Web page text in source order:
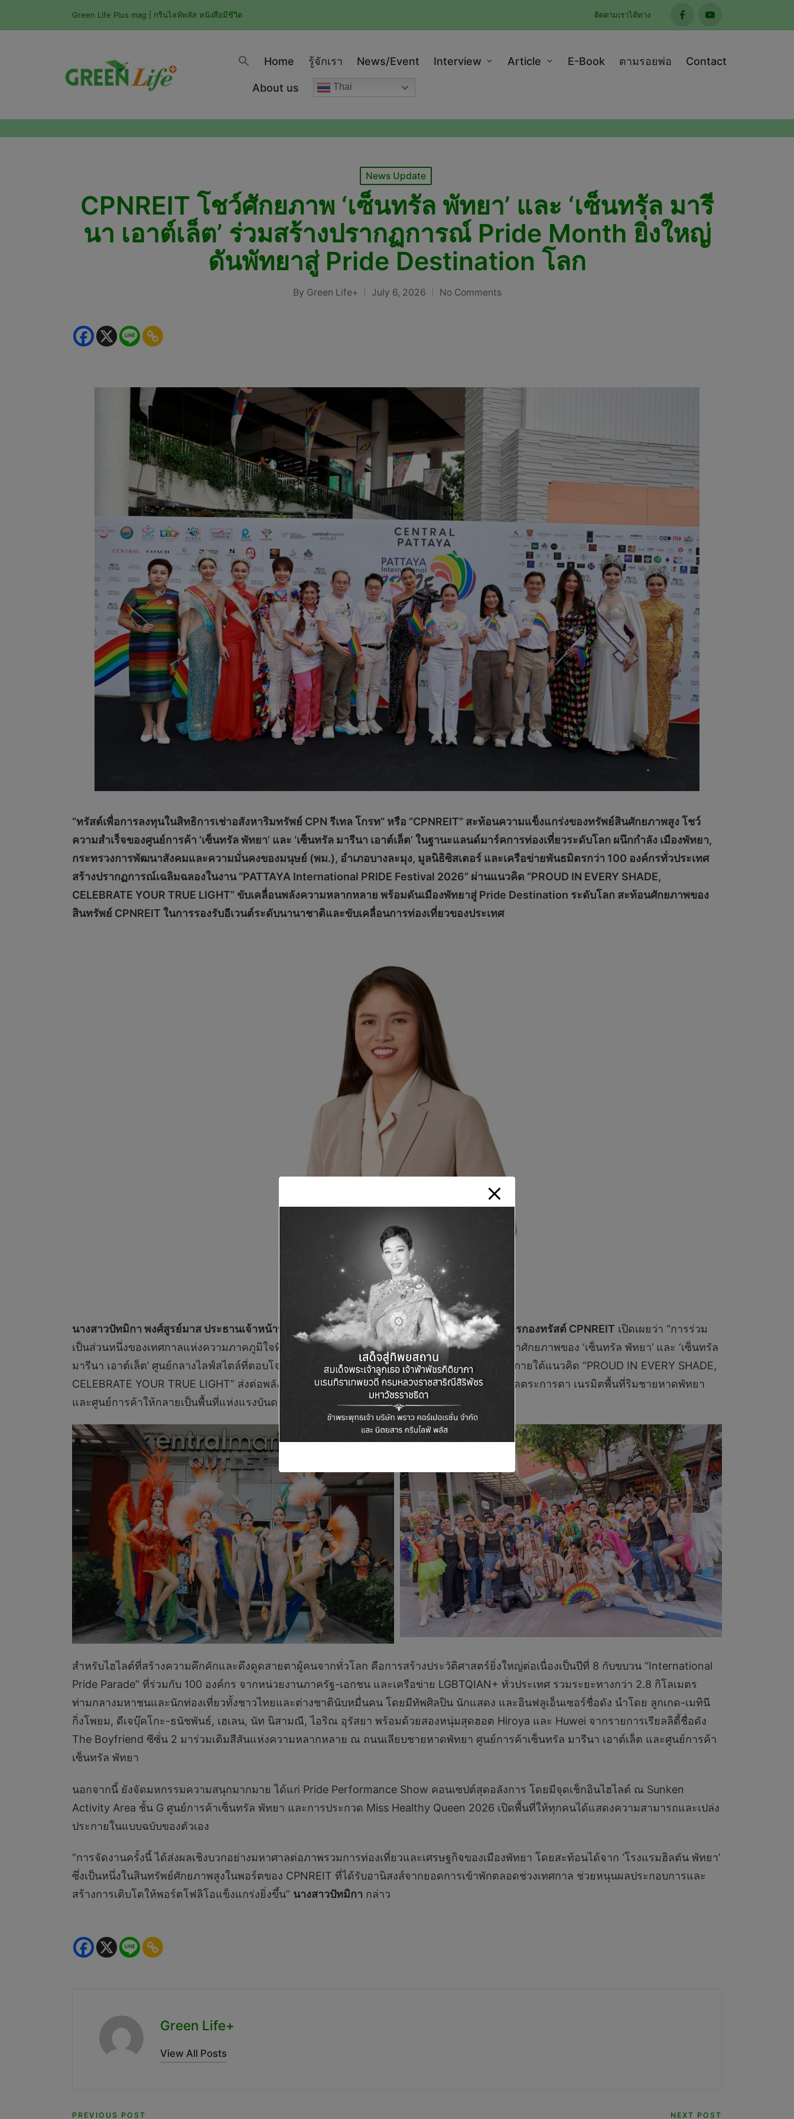
Green Life Plus mag | กรีนไลฟ์พลัส หนังสือมีชีวิต ติดตามเราได้ทาง
facebookyoutube
Home รู้จักเรา News/Event Interview Article E-Book ตามรอยพ่อ Contact
About us Thai
Posted
in
News Update
CPNREIT โชว์ศักยภาพ ‘เซ็นทรัล พัทยา’ และ ‘เซ็นทรัล มารี
นา เอาต์เล็ต’ ร่วมสร้างปรากฏการณ์ Pride Month ยิ่งใหญ่
ดันพัทยาสู่ Pride Destination โลก
Posted
By Green Life+ July 6, 2026 No Comments
“ทรัสต์เพื่อการลงทุนในสิทธิการเช่าอสังหาริมทรัพย์ CPN รีเทล โกรท” หรือ “CPNREIT” สะท้อนความแข็งแกร่งของทรัพย์สินศักยภาพสูง โชว์
ความสำเร็จของศูนย์การค้า ‘เซ็นทรัล พัทยา’ และ ‘เซ็นทรัล มารีนา เอาต์เล็ต’ ในฐานะแลนด์มาร์คการท่องเที่ยวระดับโลก ผนึกกำลัง เมืองพัทยา,
กระทรวงการพัฒนาสังคมและความมั่นคงของมนุษย์ (พม.), อำเภอบางละมุง, มูลนิธิซิสเตอร์ และเครือข่ายพันธมิตรกว่า 100 องค์กรทั่วประเทศ
สร้างปรากฏการณ์เฉลิมฉลองในงาน “PATTAYA International PRIDE Festival 2026” ผ่านแนวคิด “PROUD IN EVERY SHADE,
CELEBRATE YOUR TRUE LIGHT” ขับเคลื่อนพลังความหลากหลาย พร้อมดันเมืองพัทยาสู่ Pride Destination ระดับโลก สะท้อนศักยภาพของ
สินทรัพย์ CPNREIT ในการรองรับอีเวนต์ระดับนานาชาติและขับเคลื่อนการท่องเที่ยวของประเทศ
นางสาวปัทมิกา พงศ์สูรย์มาส ประธานเจ้าหน้าที่บริหาร บริษัท ซีพีเอ็น รีท แมเนจเมนท์ จำกัด ผู้จัดการกองทรัสต์ CPNREIT เปิดเผยว่า “การร่วม
เป็นส่วนหนึ่งของเทศกาลแห่งความภาคภูมิใจที่ยิ่งใหญ่ที่สุดแห่งหนึ่งของประเทศไทยในครั้งนี้ ตอกย้ำศักยภาพของ ‘เซ็นทรัล พัทยา’ และ ‘เซ็นทรัล
มารีนา เอาต์เล็ต’ ศูนย์กลางไลฟ์สไตล์ที่ตอบโจทย์คนทุกกลุ่ม ที่พร้อมรองรับอีเวนต์ระดับนานาชาติ ภายใต้แนวคิด “PROUD IN EVERY SHADE,
CELEBRATE YOUR TRUE LIGHT” ส่งต่อพลังความหลากหลายและความเท่าเทียม ผ่านกิจกรรมสุดตระการตา เนรมิตพื้นที่ริมชายหาดพัทยา
และศูนย์การค้าให้กลายเป็นพื้นที่แห่งแรงบันดาลใจระดับสากล”
สำหรับไฮไลต์ที่สร้างความคึกคักและดึงดูดสายตาผู้คนจากทั่วโลก คือการสร้างประวัติศาสตร์ยิ่งใหญ่ต่อเนื่องเป็นปีที่ 8 กับขบวน “International
Pride Parade” ที่ร่วมกับ 100 องค์กร จากหน่วยงานภาครัฐ-เอกชน และเครือข่าย LGBTQIAN+ ทั่วประเทศ รวมระยะทางกว่า 2.8 กิโลเมตร
ท่ามกลางมหาชนและนักท่องเที่ยวทั้งชาวไทยและต่างชาตินับหมื่นคน โดยมีทัพศิลปิน นักแสดง และอินฟลูเอ็นเซอร์ชื่อดัง นำโดย ลูกเกด-เมทินี
กิ่งโพยม, ดีเจบุ๊คโกะ-ธนัชพันธ์, เฮเลน, นัท นิสามณี, ไอริณ อุรัสยา พร้อมด้วยสองหนุ่มสุดฮอต Hiroya และ Huwei จากรายการเรียลลิตี้ชื่อดัง
The Boyfriend ซีซั่น 2 มาร่วมเติมสีสันแห่งความหลากหลาย ณ ถนนเลียบชายหาดพัทยา ศูนย์การค้าเซ็นทรัล มารีนา เอาต์เล็ต และศูนย์การค้า
เซ็นทรัล พัทยา
นอกจากนี้ ยังจัดมหกรรมความสนุกมากมาย ได้แก่ Pride Performance Show คอนเซปต์สุดอลังการ โดยมีจุดเช็กอินไฮไลต์ ณ Sunken
Activity Area ชั้น G ศูนย์การค้าเซ็นทรัล พัทยา และการประกวด Miss Healthy Queen 2026 เปิดพื้นที่ให้ทุกคนได้แสดงความสามารถและเปล่ง
ประกายในแบบฉบับของตัวเอง
“การจัดงานครั้งนี้ ได้ส่งผลเชิงบวกอย่างมหาศาลต่อภาพรวมการท่องเที่ยวและเศรษฐกิจของเมืองพัทยา โดยสะท้อนได้จาก ‘โรงแรมฮิลตัน พัทยา’
ซึ่งเป็นหนึ่งในสินทรัพย์ศักยภาพสูงในพอร์ตของ CPNREIT ที่ได้รับอานิสงส์จากยอดการเข้าพักตลอดช่วงเทศกาล ช่วยหนุนผลประกอบการและ
สร้างการเติบโตให้พอร์ตโฟลิโอแข็งแกร่งยิ่งขึ้น” นางสาวปัทมิกา กล่าว
Green Life+
View All Posts
PREVIOUS POST NEXT POST